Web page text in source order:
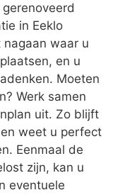
in Eeklo
waar u
en u
Moeten
Werk samen
uit. Zo blijft
weet u perfect
Eenmaal de
zijn, kan u
eventuele